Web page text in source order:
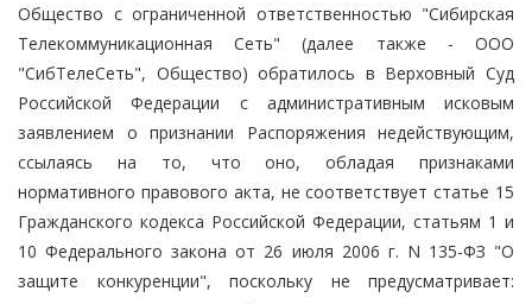
Общество с ограниченной ответственностью "Сибирская
Телекоммуникационная Сеть" (далее также - ООО
"СибТелеСеть", Общество) обратилось в Верховный Суд
Российской Федерации с административным исковым
заявлением о признании Распоряжения недействующим,
ссылаясь на то, что оно, обладая признаками
нормативного правового акта, не соответствует статье 15
Гражданского кодекса Российской Федерации, статьям 1 и
10 Федерального закона от 26 июля 2006 г. N 135-ФЗ "О
защите конкуренции", поскольку не предусматривает: